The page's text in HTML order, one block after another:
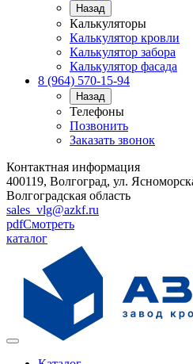
Назад
Калькуляторы
Калькулятор кровли
Калькулятор забора
Калькулятор фасада
8 (964) 570-15-94
Назад
Телефоны
Позвонить
Заказать звонок
Контактная информация
400119, Волгоград, ул.
Волгоградская область
sales_vlg@azkf.ru
pdfСмотреть
каталог